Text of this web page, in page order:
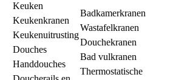
Keuken
Keukenkranen
Keukenuitrusting
Douches
Handdouches
Badkamerkranen
Wastafelkranen
Douchekranen
Bad vulkranen
Thermostatische